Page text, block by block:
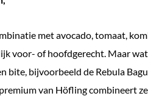
met avocado, tomaat,
voor- of hoofdgerecht. Maar
bite, bijvoorbeeld de Rebula
van Höfling combineert